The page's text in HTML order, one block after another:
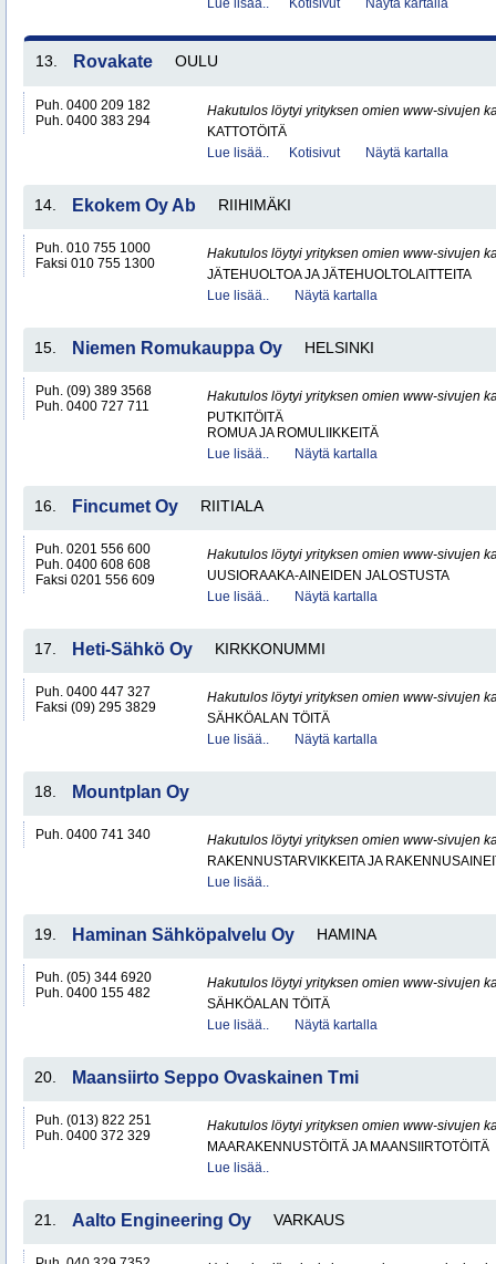
Lue lisää..
Kotisivut Näytä kartalla
13. Rovakate OULU
Puh. 0400 209 182
Puh. 0400 383 294
Hakutulos löytyi yrityksen omien www-sivujen
KATTOTÖITÄ
Lue lisää..
Kotisivut Näytä kartalla
14. Ekokem Oy Ab RIIHIMÄKI
Puh. 010 755 1000
Faksi 010 755 1300
Hakutulos löytyi yrityksen omien www-sivujen
JÄTEHUOLTOA JA JÄTEHUOLTOLAITTEITA
Lue lisää..
Näytä kartalla
15. Niemen Romukauppa Oy HELSINKI
Puh. (09) 389 3568
Puh. 0400 727 711
Hakutulos löytyi yrityksen omien www-sivujen
PUTKITÖITÄ
ROMUA JA ROMULIIKKEITÄ
Lue lisää..
Näytä kartalla
16. Fincumet Oy RIITIALA
Puh. 0201 556 600
Puh. 0400 608 608
Faksi 0201 556 609
Hakutulos löytyi yrityksen omien www-sivujen
UUSIORAAKA-AINEIDEN JALOSTUSTA
Lue lisää..
Näytä kartalla
17. Heti-Sähkö Oy KIRKKONUMMI
Puh. 0400 447 327
Faksi (09) 295 3829
Hakutulos löytyi yrityksen omien www-sivujen
SÄHKÖALAN TÖITÄ
Lue lisää..
Näytä kartalla
18. Mountplan Oy
Puh. 0400 741 340
Hakutulos löytyi yrityksen omien www-sivujen
RAKENNUSTARVIKKEITA JA
Lue lisää..
19. Haminan Sähköpalvelu Oy HAMINA
Puh. (05) 344 6920
Puh. 0400 155 482
Hakutulos löytyi yrityksen omien www-sivujen
SÄHKÖALAN TÖITÄ
Lue lisää..
Näytä kartalla
20. Maansiirto Seppo Ovaskainen Tmi
Puh. (013) 822 251
Puh. 0400 372 329
Hakutulos löytyi yrityksen omien www-sivujen
MAARAKENNUSTÖITÄ JA MAANSIIRTOTÖITÄ
Lue lisää..
21. Aalto Engineering Oy VARKAUS